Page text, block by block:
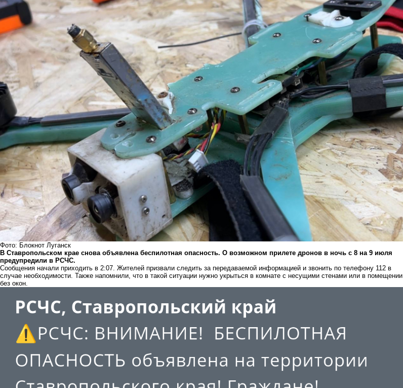
Фото: Блокнот Луганск
В Ставропольском крае снова объявлена беспилотная опасность. О возможном прилете дронов в ночь с 8 на 9 июля
предупредили в РСЧС.
Сообщения начали приходить в 2:07. Жителей призвали следить за передаваемой информацией и звонить по телефону 112 в
случае необходимости. Также напомнили, что в такой ситуации нужно укрыться в комнате с несущими стенами или в помещении
без окон.